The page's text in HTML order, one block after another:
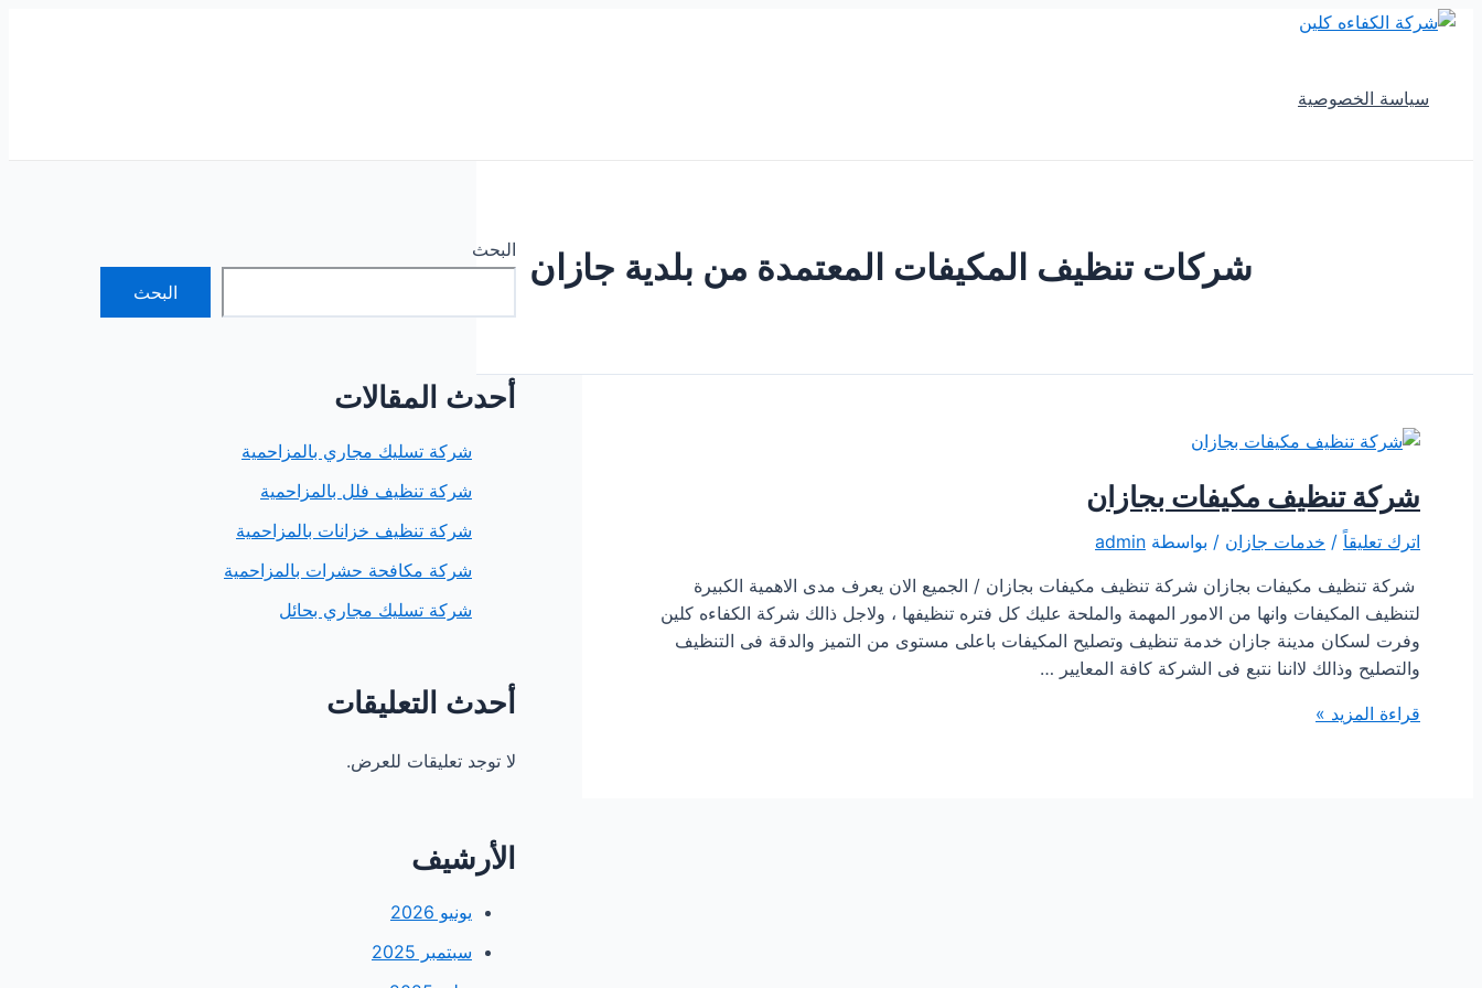
تخطي
سياسة الخصوصية
شركات تنظيف المكيفات المعتمدة من بلدية جازان
شركة تنظيف مكيفات بجازان
اترك تعليقاً / خدمات جازان / بواسطة admin
شركة تنظيف مكيفات بجازان شركة تنظيف مكيفات بجازان / الجميع الان يعرف مدى الاهمية الكبيرة
لتنظيف المكيفات وانها من الامور المهمة والملحة عليك كل فتره تنظيفها ، ولاجل ذالك شركة الكفاءه كلين
وفرت لسكان مدينة جازان خدمة تنظيف وتصليح المكيفات باعلى مستوى من التميز والدقة فى التنظيف
والتصليح وذالك لااننا نتبع فى الشركة كافة المعايير …
شركة
قراءة المزيد »
البحث
البحث
أحدث المقالات
شركة تسليك مجاري بالمزاحمية
شركة تنظيف فلل بالمزاحمية
شركة تنظيف خزانات بالمزاحمية
شركة مكافحة حشرات بالمزاحمية
شركة تسليك مجاري بحائل
أحدث التعليقات
لا توجد تعليقات للعرض.
الأرشيف
يونيو 2026
سبتمبر 2025